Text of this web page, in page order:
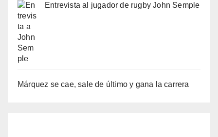
Entrevista al jugador de rugby John Semple
Márquez se cae, sale de último y gana la carrera